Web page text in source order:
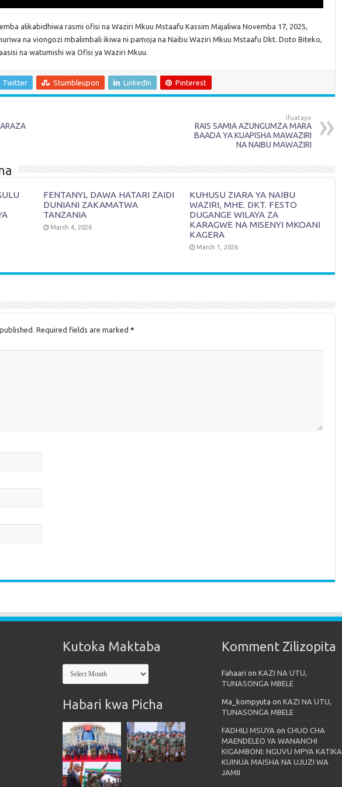
alikabidhiwa rasmi ofisi na Waziri Mkuu Mstaafu Kassim Majaliwa Novemba 17, 2025,
na viongozi mbalimbali ikiwa ni pamoja na Naibu Waziri Mkuu Mstaafu Dkt. Doto Biteko,
na watumishi wa Ofisi ya Waziri Mkuu.
Twitter Stumbleupon LinkedIn Pinterest
Ifuatayo
RAIS SAMIA AZUNGUMZA MARA
BAADA YA KUAPISHA MAWAZIRI
NA NAIBU MAWAZIRI
FENTANYL DAWA HATARI ZAIDI
DUNIANI ZAKAMATWA
TANZANIA
March 4, 2026
KUHUSU ZIARA YA NAIBU
WAZIRI, MHE. DKT. FESTO
DUGANGE WILAYA ZA
KARAGWE NA MISENYI MKOANI
KAGERA
March 1, 2026
Required fields are marked *
Kutoka Maktaba
Kutoka
Maktaba
Habari kwa Picha
Komment Zilizopita
Fahaari on KAZI NA UTU,
TUNASONGA MBELE
Ma_kompyuta on KAZI NA UTU,
TUNASONGA MBELE
FADHILI MSUYA on CHUO CHA
MAENDELEO YA WANANCHI
KIGAMBONI: NGUVU MPYA KATIKA
KUINUA MAISHA NA UJUZI WA
JAMII